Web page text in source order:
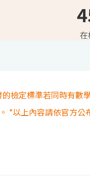
在
檢定標準若同時有數
*以上內容請依官方